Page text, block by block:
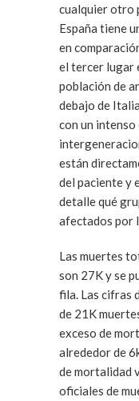
cualquier otro
España tiene
en
el tercer lugar
población de
debajo de
con un
están
del paciente y
detalle qué
afectados por
Las muertes
son 27K y se
fila. Las cifras
de 21K
exceso de
alrededor de
de mortalidad
oficiales de